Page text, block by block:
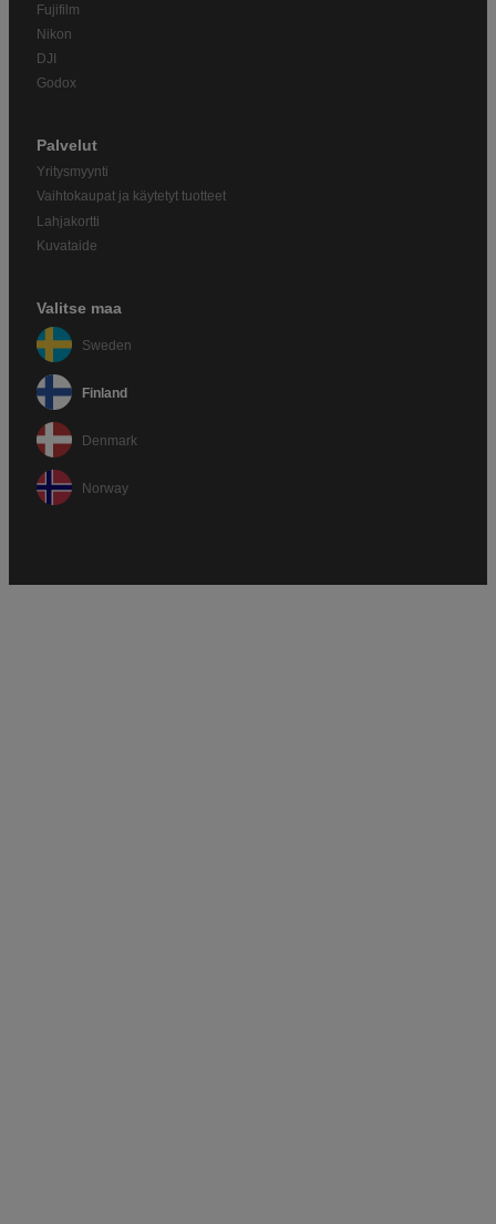
Fujifilm
Nikon
DJI
Godox
Palvelut
Yritysmyynti
Vaihtokaupat ja käytetyt tuotteet
Lahjakortti
Kuvataide
Valitse maa
Sweden
Finland
Denmark
Norway